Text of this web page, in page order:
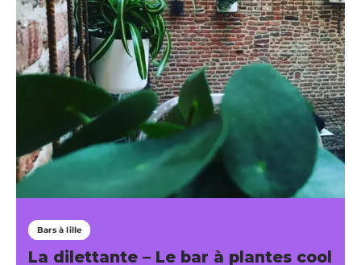
Bars à lille
La dilettante – Le bar à plantes cool